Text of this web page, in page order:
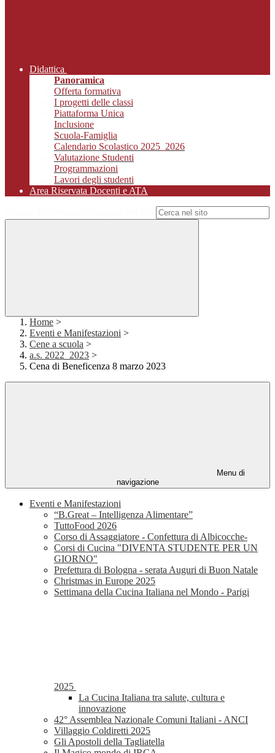
Didattica
Panoramica
Offerta formativa
I progetti delle classi
Piattaforma Unica
Inclusione
Scuola-Famiglia
Calendario Scolastico 2025_2026
Valutazione Studenti
Programmazioni
Lavori degli studenti
Area Riservata Docenti e ATA
Home >
Eventi e Manifestazioni >
Cene a scuola >
a.s. 2022_2023 >
Cena di Beneficenza 8 marzo 2023
Menu di
navigazione
Eventi e Manifestazioni
“B.Great – Intelligenza Alimentare”
TuttoFood 2026
Corso di Assaggiatore - Confettura di Albicocche-
Corsi di Cucina "DIVENTA STUDENTE PER UN
GIORNO"
Prefettura di Bologna - serata Auguri di Buon Natale
Christmas in Europe 2025
Settimana della Cucina Italiana nel Mondo - Parigi
2025
La Cucina Italiana tra salute, cultura e
innovazione
42° Assemblea Nazionale Comuni Italiani - ANCI
Villaggio Coldiretti 2025
Gli Apostoli della Tagliatella